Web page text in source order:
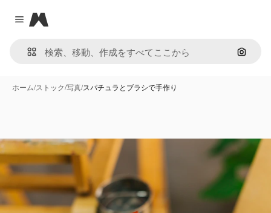
Close menu
Magnific
画像で
ホーム/ストック/写真/スパチュラとブラシで手作り